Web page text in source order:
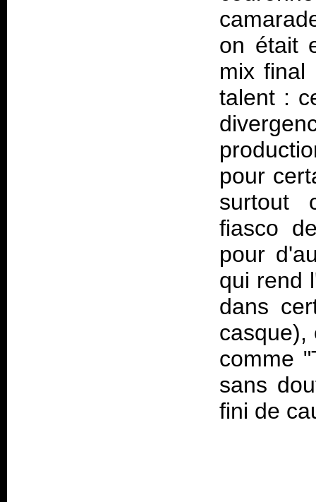
on était
mix final
talent :
pour
surtout
fiasco
pour
qui rend
dans
casque),
comme
sans